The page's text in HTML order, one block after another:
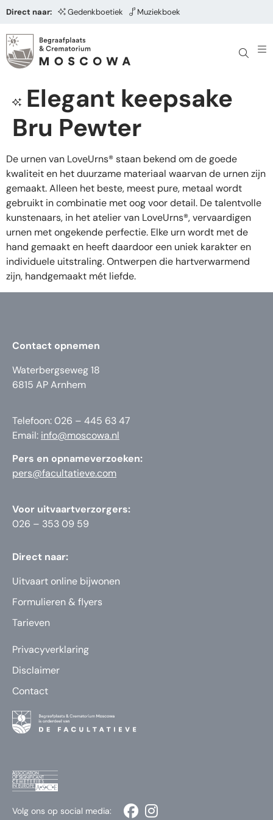
Direct naar: Gedenkboetiek Muziekboek
Elegant keepsake
Bru Pewter
De urnen van LoveUrns® staan bekend om de goede
kwaliteit en het duurzame materiaal waarvan de urnen zijn
gemaakt. Alleen het beste, meest pure, metaal wordt
gebruikt in combinatie met oog voor detail. De talentvolle
kunstenaars, in het atelier van LoveUrns®, vervaardigen
urnen met ongekende perfectie. Elke urn wordt met de
hand gemaakt en heeft daardoor een uniek karakter en
individuele uitstraling. Ontwerpen die hartverwarmend
zijn, handgemaakt mét liefde.
Contact opnemen
Waterbergseweg 18
6815 AP Arnhem
Telefoon: 026 – 445 63 47
Email: info@moscowa.nl
Pers en opnameverzoeken:
pers@facultatieve.com
Voor uitvaartverzorgers:
026 – 353 09 59
Direct naar:
Uitvaart online bijwonen
Formulieren & flyers
Tarieven
Privacyverklaring
Disclaimer
Contact
Volg ons op social media: